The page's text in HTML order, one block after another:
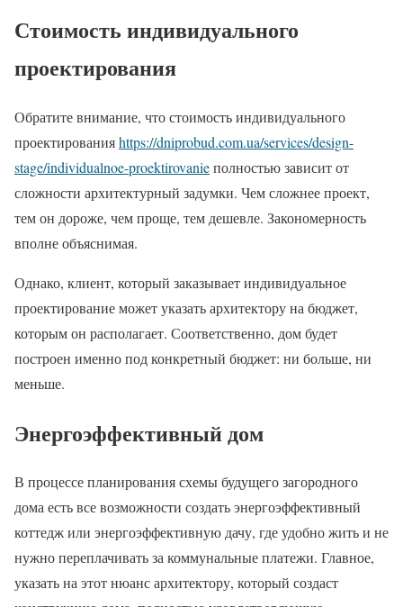
Стоимость индивидуального
проектирования
Обратите внимание, что стоимость индивидуального
проектированияhttps://dniprobud.com.ua/services/design-
stage/individualnoe-proektirovanieполностью зависит от
сложности архитектурный задумки. Чем сложнее проект,
тем он дороже, чем проще, тем дешевле. Закономерность
вполне объяснимая.
Однако, клиент, который заказывает индивидуальное
проектирование может указать архитектору на бюджет,
которым он располагает. Соответственно, дом будет
построен именно под конкретный бюджет: ни больше, ни
меньше.
Энергоэффективный дом
В процессе планирования схемы будущего загородного
дома есть все возможности создать энергоэффективный
коттедж или энергоэффективную дачу, где удобно жить и не
нужно переплачивать за коммунальные платежи. Главное,
указать на этот нюанс архитектору, который создаст